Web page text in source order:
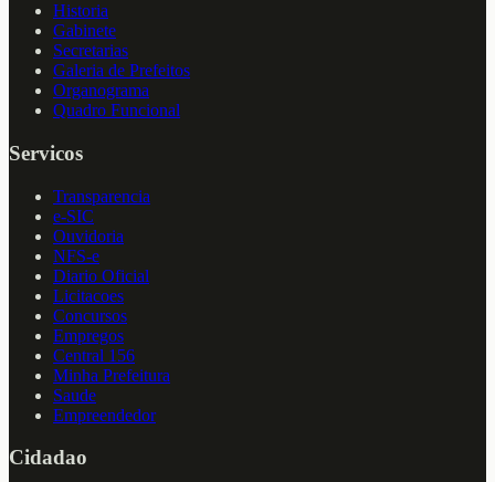
Historia
Gabinete
Secretarias
Galeria de Prefeitos
Organograma
Quadro Funcional
Servicos
Transparencia
e-SIC
Ouvidoria
NFS-e
Diario Oficial
Licitacoes
Concursos
Empregos
Central 156
Minha Prefeitura
Saude
Empreendedor
Cidadao